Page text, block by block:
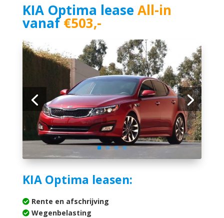
KIA Optima lease All-in
vanaf€503,-
KIA Optima leasen:
Rente en afschrijving
Wegenbelasting